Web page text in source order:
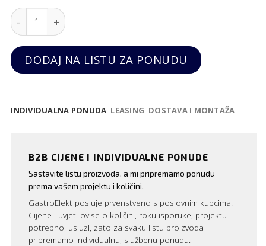
Mutilica za šlag od nehrđajućeg čelika, spremnik 2
DODAJ NA LISTU ZA PONUDU
INDIVIDUALNA PONUDA LEASING DOSTAVA I MONTAŽA
B2B CIJENE I INDIVIDUALNE PONUDE
Sastavite listu proizvoda, a mi pripremamo ponudu
prema vašem projektu i količini.
GastroElekt posluje prvenstveno s poslovnim kupcima.
Cijene i uvjeti ovise o količini, roku isporuke, projektu i
potrebnoj usluzi, zato za svaku listu proizvoda
pripremamo individualnu, službenu ponudu.